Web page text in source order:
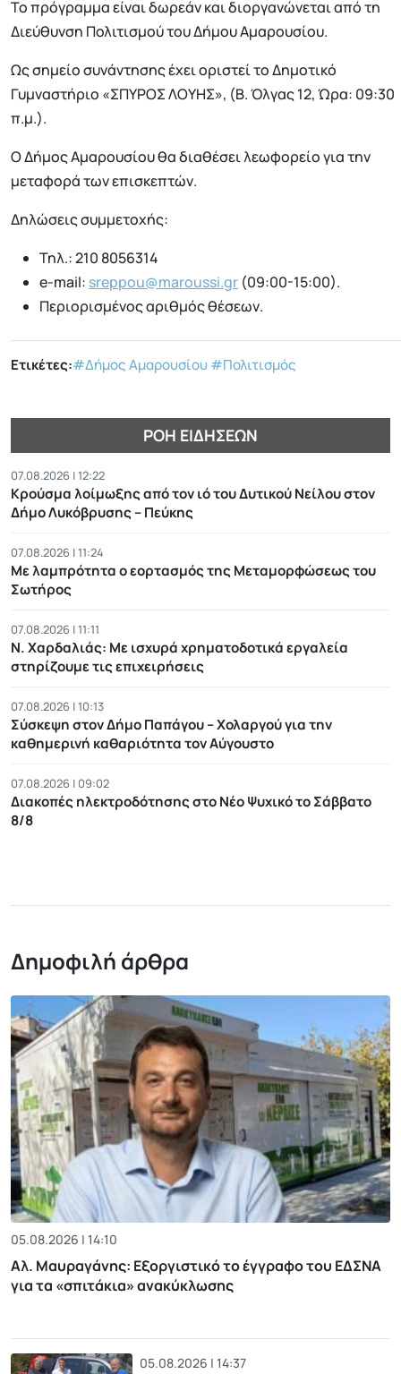
Το πρόγραμμα είναι δωρεάν και διοργανώνεται από τη
Διεύθυνση Πολιτισμού του Δήμου Αμαρουσίου.
Ως σημείο συνάντησης έχει οριστεί το Δημοτικό
Γυμναστήριο «ΣΠΥΡΟΣ ΛΟΥΗΣ», (Β. Όλγας 12, Ώρα: 09:30
π.μ.).
Ο Δήμος Αμαρουσίου θα διαθέσει λεωφορείο για την
μεταφορά των επισκεπτών.
Δηλώσεις συμμετοχής:
Τηλ.: 210 8056314
e-mail: sreppou@maroussi.gr (09:00-15:00).
Περιορισμένος αριθμός θέσεων.
Ετικέτες:#Δήμος Αμαρουσίου #Πολιτισμός
ΡΟΉ ΕΙΔΉΣΕΩΝ
07.08.2026 | 12:22
Κρούσμα λοίμωξης από τον ιό του Δυτικού Νείλου στον
Δήμο Λυκόβρυσης – Πεύκης
07.08.2026 | 11:24
Με λαμπρότητα ο εορτασμός της Μεταμορφώσεως του
Σωτήρος
07.08.2026 | 11:11
Ν. Χαρδαλιάς: Με ισχυρά χρηματοδοτικά εργαλεία
στηρίζουμε τις επιχειρήσεις
07.08.2026 | 10:13
Σύσκεψη στον Δήμο Παπάγου – Χολαργού για την
καθημερινή καθαριότητα τον Αύγουστο
07.08.2026 | 09:02
Διακοπές ηλεκτροδότησης στο Νέο Ψυχικό το Σάββατο
8/8
Δημοφιλή άρθρα
05.08.2026 | 14:10
Αλ. Μαυραγάνης: Εξοργιστικό το έγγραφο του ΕΔΣΝΑ
για τα «σπιτάκια» ανακύκλωσης
05.08.2026 | 14:37